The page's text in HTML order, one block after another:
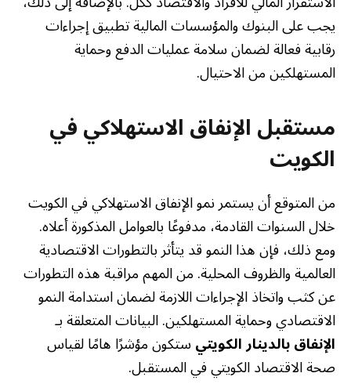
يجب على البنوك والمؤسسات المالية تطبيق إجراءات
رقابية فعالة لضمان سلامة عمليات الدفع وحماية
المستهلكين من الاحتيال.
مستقبل الإنفاق الاستهلاكي في
الكويت
من المتوقع أن يستمر نمو الإنفاق الاستهلاكي في الكويت
خلال السنوات القادمة، مدفوعًا بالعوامل المذكورة أعلاه.
ومع ذلك، فإن هذا النمو قد يتأثر بالتطورات الاقتصادية
العالمية والظروف المحلية. من المهم مراقبة هذه التطورات
عن كثب واتخاذ الإجراءات اللازمة لضمان استدامة النمو
الاقتصادي وحماية المستهلكين. البيانات المتعلقة بـ
الإنفاق بالدينار الكويتيستكون مؤشرًا هامًا لقياس
صحة الاقتصاد الكويتي في المستقبل.